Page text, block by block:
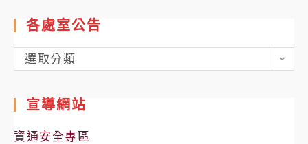
各處室公告
各
處
公
告
選取分類
宣導網站
資通安全專區